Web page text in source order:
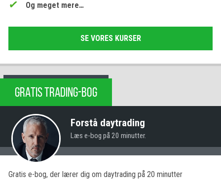
Og meget mere…
SE VORES KURSER
GRATIS TRADING-BOG
Forstå daytrading
Læs e-bog på 20 minutter.
Gratis e-bog, der lærer dig om daytrading på 20 minutter